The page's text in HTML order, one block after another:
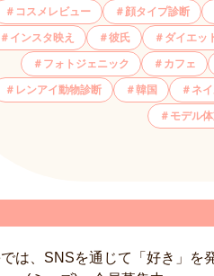
コスメレビュー 顔タイプ診断
インスタ映え 彼氏 ダイエッ
フォトジェニック カフェ
レンアイ動物診断 韓国 ネ
モデル
は、SNSを通じて「好き」を